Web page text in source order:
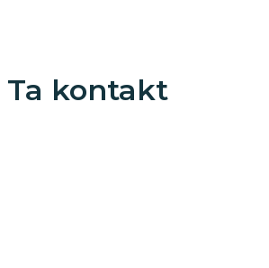
Ta kontakt